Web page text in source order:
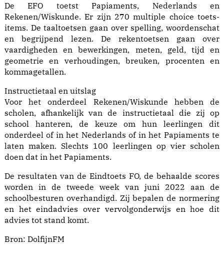
De EFO toetst Papiaments, Nederlands en
Rekenen/Wiskunde. Er zijn 270 multiple choice toets-
items. De taaltoetsen gaan over spelling, woordenschat
en begrijpend lezen. De rekentoetsen gaan over
vaardigheden en bewerkingen, meten, geld, tijd en
geometrie en verhoudingen, breuken, procenten en
kommagetallen.
Instructietaal en uitslag
Voor het onderdeel Rekenen/Wiskunde hebben de
scholen, afhankelijk van de instructietaal die zij op
school hanteren, de keuze om hun leerlingen dit
onderdeel of in het Nederlands of in het Papiaments te
laten maken. Slechts 100 leerlingen op vier scholen
doen dat in het Papiaments.
De resultaten van de Eindtoets FO, de behaalde scores
worden in de tweede week van juni 2022 aan de
schoolbesturen overhandigd. Zij bepalen de normering
en het eindadvies over vervolgonderwijs en hoe dit
advies tot stand komt.
Bron: DolfijnFM